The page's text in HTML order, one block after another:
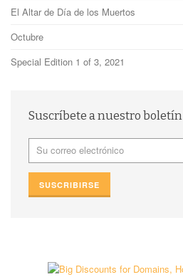
El Altar de Día de los Muertos
Octubre
Special Edition 1 of 3, 2021
Suscríbete a nuestro boletín